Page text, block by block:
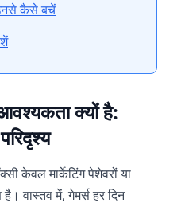
कैसे बचें
क्यों है:
केवल मार्केटिंग पेशेवरों या
वास्तव में, गेमर्स हर दिन